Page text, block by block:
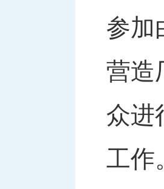
参加
营造
众进
工作